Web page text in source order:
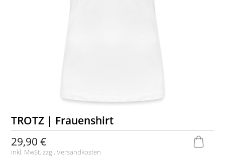
TROTZ | Frauenshirt
29,90 €
inkl. MwSt. zzgl.Versandkosten